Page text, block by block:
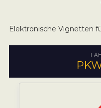
Elektronische Vignetten